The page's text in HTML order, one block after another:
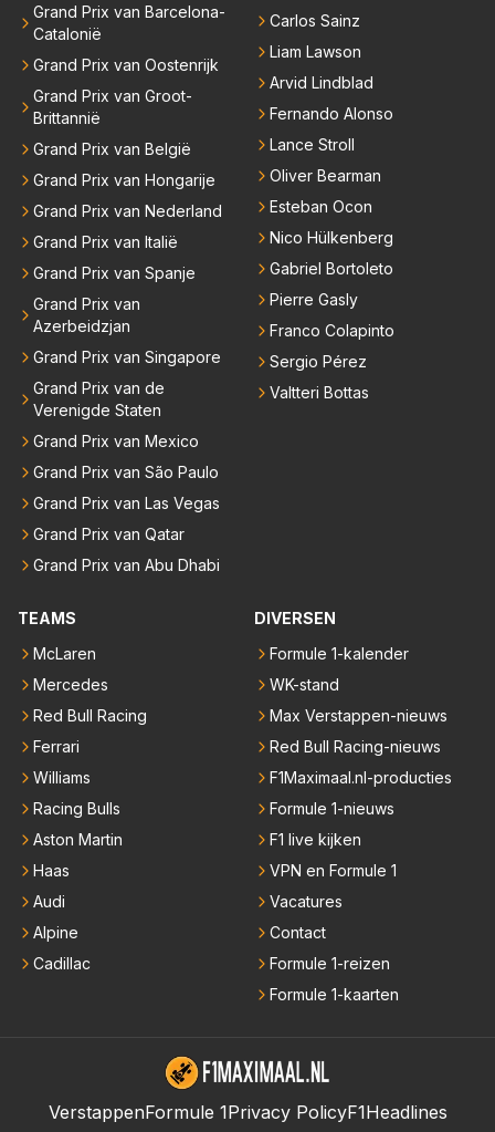
Grand Prix van Barcelona-
Catalonië
Grand Prix van Oostenrijk
Grand Prix van Groot-
Brittannië
Grand Prix van België
Grand Prix van Hongarije
Grand Prix van Nederland
Grand Prix van Italië
Grand Prix van Spanje
Grand Prix van
Azerbeidzjan
Grand Prix van Singapore
Grand Prix van de
Verenigde Staten
Grand Prix van Mexico
Grand Prix van São Paulo
Grand Prix van Las Vegas
Grand Prix van Qatar
Grand Prix van Abu Dhabi
Carlos Sainz
Liam Lawson
Arvid Lindblad
Fernando Alonso
Lance Stroll
Oliver Bearman
Esteban Ocon
Nico Hülkenberg
Gabriel Bortoleto
Pierre Gasly
Franco Colapinto
Sergio Pérez
Valtteri Bottas
TEAMS
McLaren
Mercedes
Red Bull Racing
Ferrari
Williams
Racing Bulls
Aston Martin
Haas
Audi
Alpine
Cadillac
DIVERSEN
Formule 1-kalender
WK-stand
Max Verstappen-nieuws
Red Bull Racing-nieuws
F1Maximaal.nl-producties
Formule 1-nieuws
F1 live kijken
VPN en Formule 1
Vacatures
Contact
Formule 1-reizen
Formule 1-kaarten
VerstappenFormule 1Privacy PolicyF1Headlines